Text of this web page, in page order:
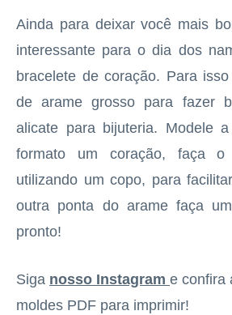
Ainda para deixar você mais
interessante para o dia dos
bracelete de coração. Para
de arame grosso para fazer
alicate para bijuteria. Modele
formato um coração, faça
utilizando um copo, para
outra ponta do arame faça
pronto!
Siga nosso Instagram e confira
moldes PDF para imprimir!